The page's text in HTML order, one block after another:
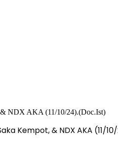
Kempot, & NDX AKA (11/